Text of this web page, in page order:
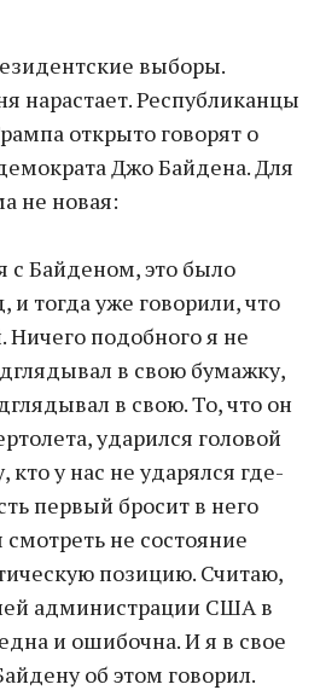
выборы.
нарастает. Республиканцы
открыто говорят о
Джо Байдена. Для
не новая:
с Байденом, это было
и тогда уже говорили, что
подобного я не
в свою бумажку,
в свою. То, что он
ударился головой
кто у нас не ударялся где-
первый бросит в него
не состояние
позицию. Считаю,
администрации США в
и ошибочна. И я в свое
об этом говорил.